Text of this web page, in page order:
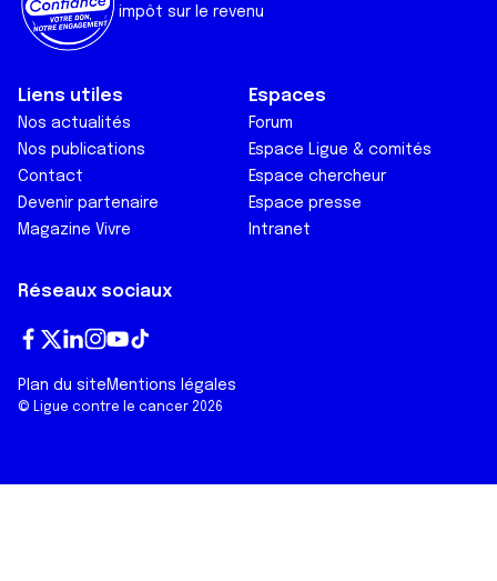
impôt sur le revenu
Liens utiles
Nos actualités
Nos publications
Contact
Devenir partenaire
Magazine Vivre
Espaces
Forum
Espace Ligue & comités
Espace chercheur
Espace presse
Intranet
Réseaux sociaux
ce
bo
wi
tt
ke
dI
st
ag
ut
ub
To
k
© Ligue contre le cancer 2026
Plan du site Mentions légales